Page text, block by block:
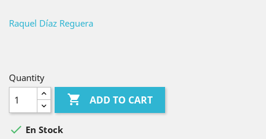
Raquel Díaz Reguera
Quantity
 ADD TO CART
 En Stock